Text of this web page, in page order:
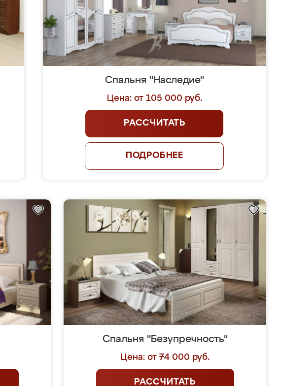
Спальня "Наследие"
Цена: от 105 000 руб.
РАССЧИТАТЬ
ПОДРОБНЕЕ
Спальня "Безупречность"
Цена: от 74 000 руб.
РАССЧИТАТЬ